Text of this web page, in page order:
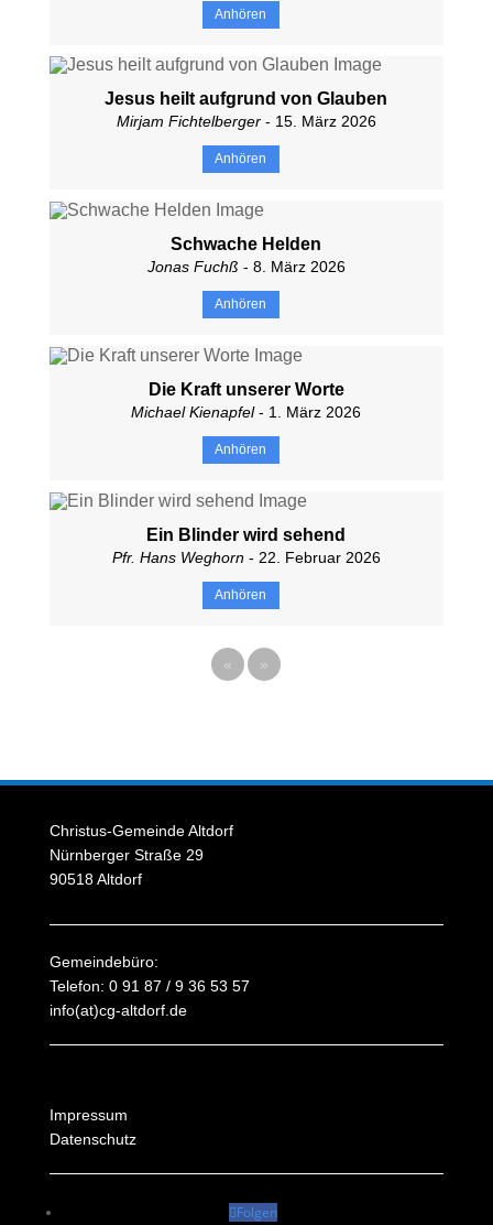
Anhören
Jesus heilt aufgrund von Glauben
Mirjam Fichtelberger- 15. März 2026
Anhören
Schwache Helden
Jonas Fuchß - 8. März 2026
Anhören
Die Kraft unserer Worte
Michael Kienapfel- 1. März 2026
Anhören
Ein Blinder wird sehend
Pfr. Hans Weghorn- 22. Februar 2026
Anhören
« »
Christus-Gemeinde Altdorf
Nürnberger Straße 29
90518 Altdorf
Gemeindebüro:
Telefon: 0 91 87 / 9 36 53 57
info(at)cg-altdorf.de
Impressum
Datenschutz
Folgen